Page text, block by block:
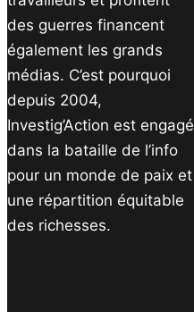
des guerres financent
également les grands
médias. C’est pourquoi
depuis 2004,
Investig’Action est engagé
dans la bataille de l’info
pour un monde de paix et
une répartition équitable
des richesses.